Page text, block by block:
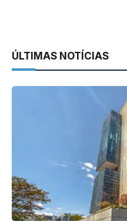
ÚLTIMAS NOTÍCIAS